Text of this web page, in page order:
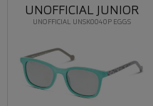
UNOFFICIAL UNSK0040P EGGS
UNOFFICIAL JUNIOR